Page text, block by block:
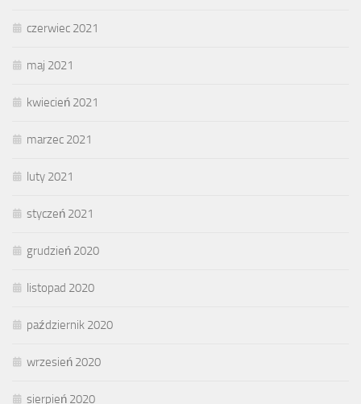
czerwiec 2021
maj 2021
kwiecień 2021
marzec 2021
luty 2021
styczeń 2021
grudzień 2020
listopad 2020
październik 2020
wrzesień 2020
sierpień 2020